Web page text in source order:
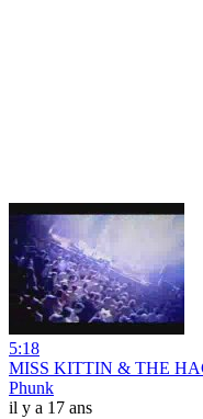
5:18
MISS KITTIN & THE
Phunk
il y a 17 ans